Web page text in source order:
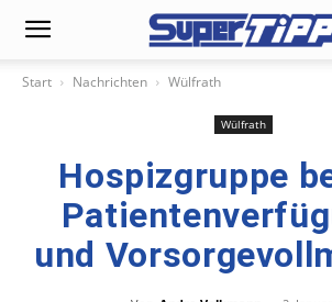
Start Nachrichten Wülfrath
Wülfrath
Hospizgruppe
und